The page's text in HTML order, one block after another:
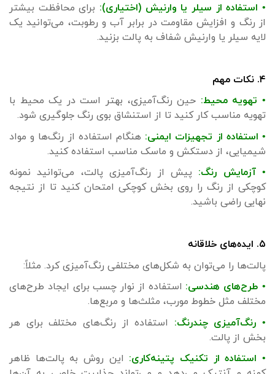
• استفاده از سیلر یا وارنیش (اختیاری): برای محافظت بیشتر
از رنگ و افزایش مقاومت در برابر آب و رطوبت، می‌توانید یک
لایه سیلر یا وارنیش شفاف به پالت بزنید.
۴. نکات مهم
• تهویه محیط: حین رنگ‌آمیزی، بهتر است در یک محیط با
تهویه مناسب کار کنید تا از استنشاق بوی رنگ جلوگیری شود.
• استفاده از تجهیزات ایمنی: هنگام استفاده از رنگ‌ها و مواد
شیمیایی، از دستکش و ماسک مناسب استفاده کنید.
• آزمایش رنگ: پیش از رنگ‌آمیزی پالت، می‌توانید نمونه
کوچکی از رنگ را روی بخش کوچکی امتحان کنید تا از نتیجه
نهایی راضی باشید.
۵. ایده‌های خلاقانه
پالت‌ها را می‌توان به شکل‌های مختلفی رنگ‌آمیزی کرد. مثلاً:
• طرح‌های هندسی: استفاده از نوار چسب برای ایجاد طرح‌های
مختلف مثل خطوط مورب، مثلث‌ها و مربع‌ها.
• رنگ‌آمیزی چندرنگ: استفاده از رنگ‌های مختلف برای هر
بخش از پالت.
• استفاده از تکنیک پتینه‌کاری: این روش به پالت‌ها ظاهر